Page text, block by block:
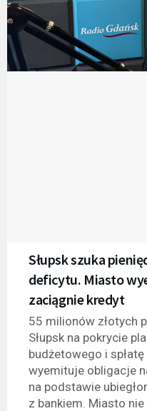
Słupsk szuka
deficytu. Miasto
zaciągnie kredyt
55 milionów złotych
Słupsk na pokrycie
budżetowego i
wyemituje obligacje
na podstawie
z bankiem. Miasto